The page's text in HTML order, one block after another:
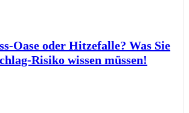
Oase oder Hitzefalle? Was Sie
Risiko wissen müssen!